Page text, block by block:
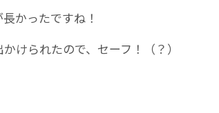
かったですね！
けられたので、セーフ！（？）